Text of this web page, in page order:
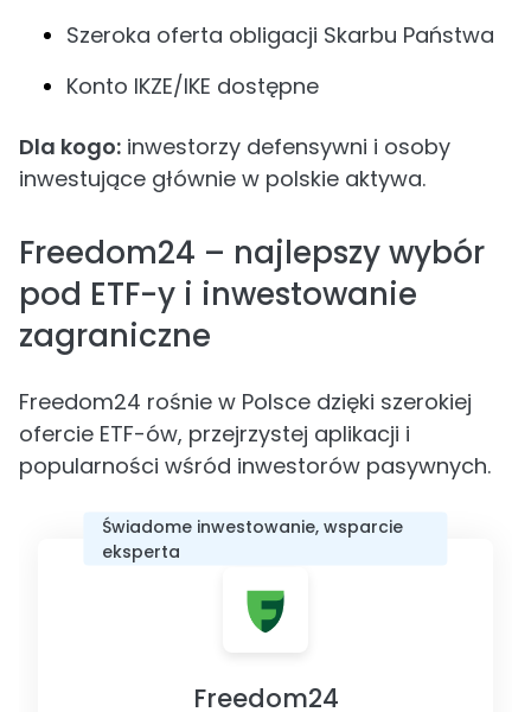
Szeroka oferta obligacji Skarbu Państwa
Konto IKZE/IKE dostępne
Dla kogo: inwestorzy defensywni i osoby
inwestujące głównie w polskie aktywa.
Freedom24 – najlepszy wybór
pod ETF-y i inwestowanie
zagraniczne
Freedom24 rośnie w Polsce dzięki szerokiej
ofercie ETF-ów, przejrzystej aplikacji i
popularności wśród inwestorów pasywnych.
Świadome inwestowanie, wsparcie
eksperta
Freedom24